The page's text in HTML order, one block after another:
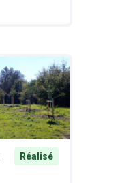
Réalisé